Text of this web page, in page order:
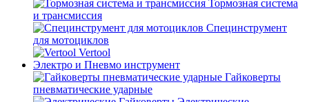
Тормозная система
и трансмиссия
Специнструмент
для мотоциклов
Vertool
Электро и Пневмо инструмент
Гайковерты
пневматические ударные